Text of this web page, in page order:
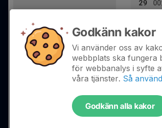
29
30
Godkänn kakor
Vi använder oss av
webbplats ska fungera
för webbanalys i syfte
våra tjänster. Så
Godkänn alla kakor